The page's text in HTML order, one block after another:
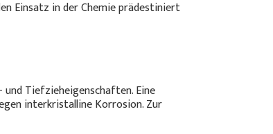
Einsatz in der Chemie prädestiniert
Tiefzieheigenschaften. Eine
interkristalline Korrosion. Zur